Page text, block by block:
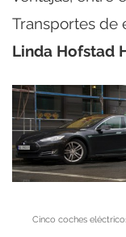
Transportes de
Linda Hofstad
Cinco coches